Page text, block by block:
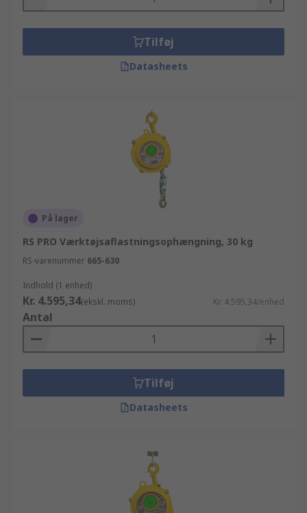
Tilføj
Datasheets
På lager
RS PRO Værktøjsaflastningsophængning, 30 kg
RS-varenummer 665-630
Indhold (1 enhed)
Kr. 4.595,34(ekskl. moms) Kr. 4.595,34/enhed
Antal
Tilføj
Datasheets